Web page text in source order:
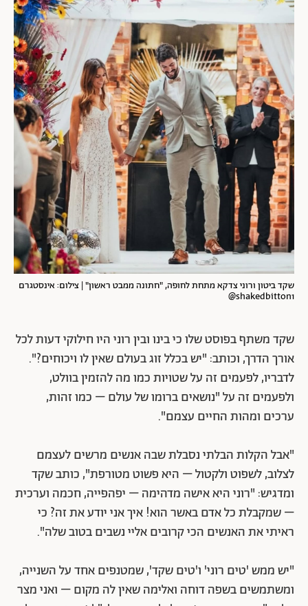
שקד ביטון ורוני צדקא מתחת לחופה, "חתונה ממבט ראשון" | צילום: אינסטגרם
shakedbitton1@
שקד משתף בפוסט שלו כי בינו ובין רוני היו חילוקי דעות לכל
אורך הדרך, וכותב: "יש בכלל זוג בעולם שאין לו ויכוחים?".
לדבריו, לפעמים זה על שטויות כמו מה להזמין בוולט,
ולפעמים זה על "נושאים ברומו של עולם – כמו זהות,
ערכים ומהות החיים עצמם".
"אבל הקלות הבלתי נסבלת שבה אנשים מרשים לעצמם
לצלוב, לשפוט ולקטול – היא פשוט מטורפת", כותב שקד
ומדגיש: "רוני היא אישה מדהימה – יפהפייה, חכמה וערכית
– שמקבלת כל אדם באשר הוא! איך אני יודע את זה? כי
ראיתי את האנשים הכי קרובים אליי נשבים בטוב שלה".
"יש ממש 'טים רוני' ו'טים שקד', שמטנפים אחד על השנייה,
ומשתמשים בשפה דוחה ואלימה שאין לה מקום – ואני מצר